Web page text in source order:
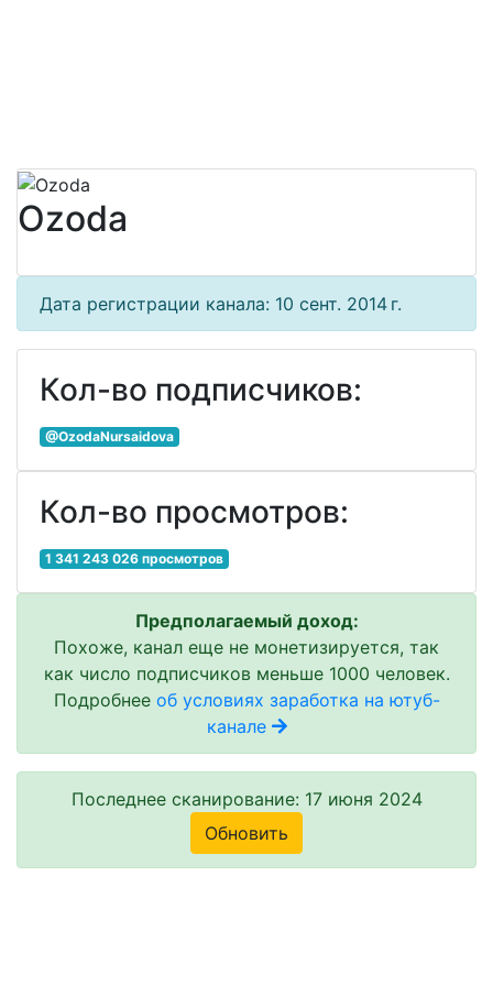
Ozoda
Дата регистрации канала: 10 сент. 2014 г.
Кол-во подписчиков:
@OzodaNursaidova
Кол-во просмотров:
1 341 243 026 просмотров
Предполагаемый доход:
Похоже, канал еще не монетизируется, так
как число подписчиков меньше 1000 человек.
Подробнее об условиях заработка на ютуб-
канале
Последнее сканирование: 17 июня 2024
Обновить